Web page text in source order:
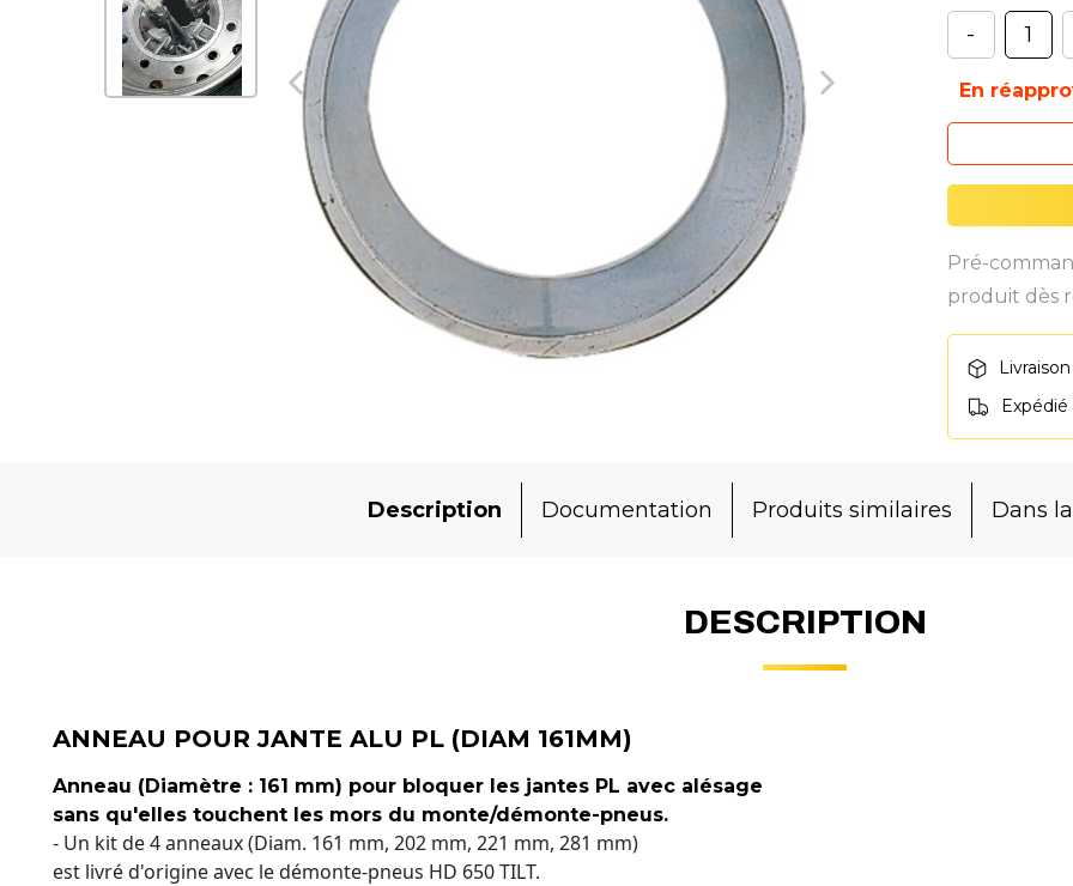
-
En
Pré-
produit dès
Description Documentation Produits similaires Dans
DESCRIPTION
ANNEAU POUR JANTE ALU PL (DIAM 161MM)
Anneau (Diamètre : 161 mm) pour bloquer les jantes PL avec alésage
sans qu'elles touchent les mors du monte/démonte-pneus.
- Un kit de 4 anneaux (Diam. 161 mm, 202 mm, 221 mm, 281 mm)
est livré d'origine avec le démonte-pneus HD 650 TILT.